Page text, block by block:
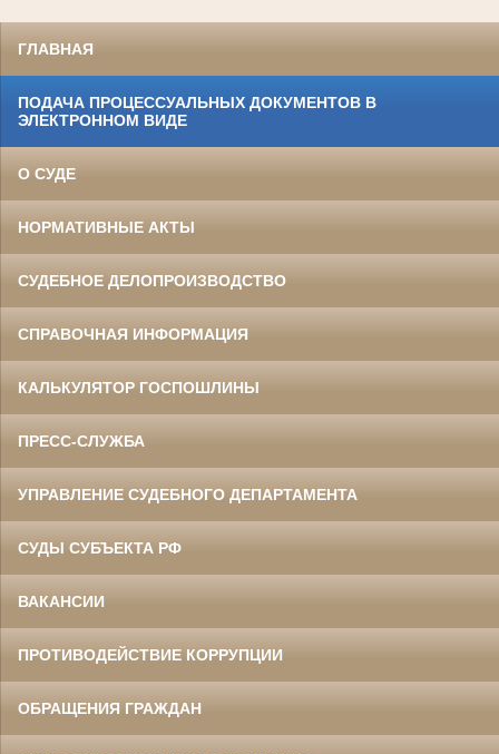
ГЛАВНАЯ
ПОДАЧА ПРОЦЕССУАЛЬНЫХ ДОКУМЕНТОВ В
ЭЛЕКТРОННОМ ВИДЕ
О СУДЕ
НОРМАТИВНЫЕ АКТЫ
СУДЕБНОЕ ДЕЛОПРОИЗВОДСТВО
СПРАВОЧНАЯ ИНФОРМАЦИЯ
КАЛЬКУЛЯТОР ГОСПОШЛИНЫ
ПРЕСС-СЛУЖБА
УПРАВЛЕНИЕ СУДЕБНОГО ДЕПАРТАМЕНТА
СУДЫ СУБЪЕКТА РФ
ВАКАНСИИ
ПРОТИВОДЕЙСТВИЕ КОРРУПЦИИ
ОБРАЩЕНИЯ ГРАЖДАН